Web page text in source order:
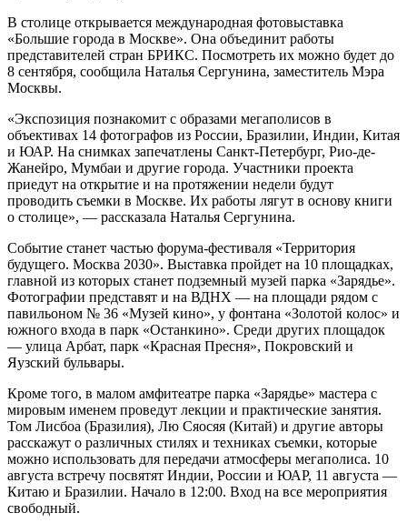
В столице открывается международная фотовыставка
«Большие города в Москве». Она объединит работы
представителей стран БРИКС. Посмотреть их можно будет до
8 сентября, сообщила Наталья Сергунина, заместитель Мэра
Москвы.
«Экспозиция познакомит с образами мегаполисов в
объективах 14 фотографов из России, Бразилии, Индии, Китая
и ЮАР. На снимках запечатлены Санкт-Петербург, Рио-де-
Жанейро, Мумбаи и другие города. Участники проекта
приедут на открытие и на протяжении недели будут
проводить съемки в Москве. Их работы лягут в основу книги
о столице», — рассказала Наталья Сергунина.
Событие станет частью форума-фестиваля «Территория
будущего. Москва 2030». Выставка пройдет на 10 площадках,
главной из которых станет подземный музей парка «Зарядье».
Фотографии представят и на ВДНХ — на площади рядом с
павильоном № 36 «Музей кино», у фонтана «Золотой колос» и
южного входа в парк «Останкино». Среди других площадок
— улица Арбат, парк «Красная Пресня», Покровский и
Яузский бульвары.
Кроме того, в малом амфитеатре парка «Зарядье» мастера с
мировым именем проведут лекции и практические занятия.
Том Лисбоа (Бразилия), Лю Сяосяя (Китай) и другие авторы
расскажут о различных стилях и техниках съемки, которые
можно использовать для передачи атмосферы мегаполиса. 10
августа встречу посвятят Индии, России и ЮАР, 11 августа —
Китаю и Бразилии. Начало в 12:00. Вход на все мероприятия
свободный.